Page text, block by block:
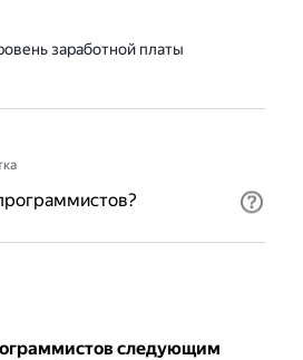
заработной платы
следующим